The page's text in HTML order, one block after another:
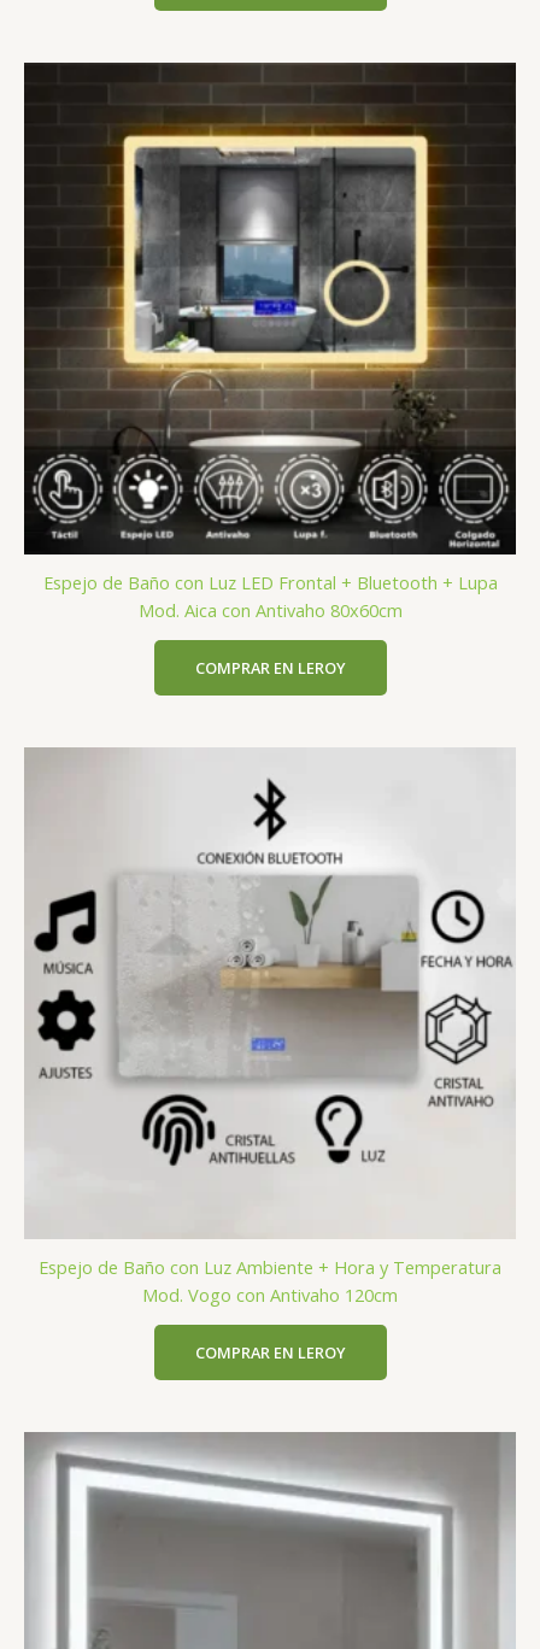
Espejo de Baño con Luz LED Frontal + Bluetooth + Lupa
Mod. Aica con Antivaho 80x60cm
COMPRAR EN LEROY
Espejo de Baño con Luz Ambiente + Hora y Temperatura
Mod. Vogo con Antivaho 120cm
COMPRAR EN LEROY